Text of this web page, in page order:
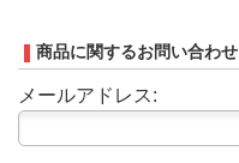
商品に関するお問い合わせ
メールアドレス: